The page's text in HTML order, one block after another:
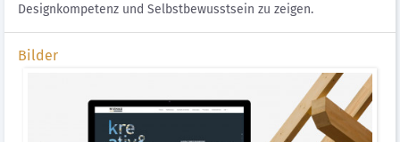
Designkompetenz und Selbstbewusstsein zu zeigen.
Bilder